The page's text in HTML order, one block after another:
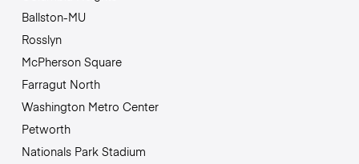
Ballston-MU
Rosslyn
McPherson Square
Farragut North
Washington Metro Center
Petworth
Nationals Park Stadium